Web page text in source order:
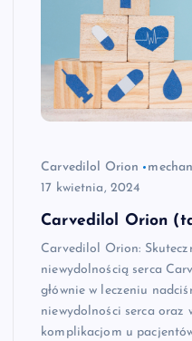
Carvedilol Orion
17 kwietnia, 2024
Carvedilol Orion
Carvedilol Orion:
niewydolnością serca
głównie w leczeniu
niewydolności serca oraz
komplikacjom u